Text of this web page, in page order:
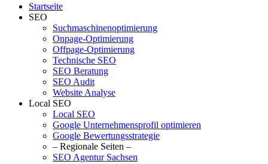
Startseite
SEO
Suchmaschinenoptimierung
Onpage-Optimierung
Offpage-Optimierung
Technische SEO
SEO Beratung
SEO Audit
Website Analyse
Local SEO
Local SEO
Google Unternehmensprofil optimieren
Google Bewertungsstrategie
– Regionale Seiten –
SEO Agentur Sachsen